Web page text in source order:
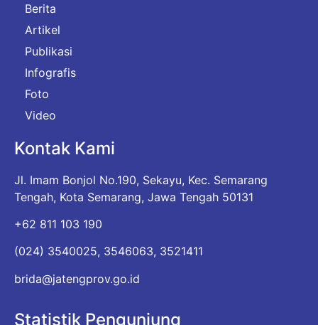
Berita
Artikel
Publikasi
Infografis
Foto
Video
Kontak Kami
Jl. Imam Bonjol No.190, Sekayu, Kec. Semarang
Tengah, Kota Semarang, Jawa Tengah 50131
+62 811 103 190
(024) 3540025, 3546063, 3521411
brida@jatengprov.go.id
Statistik Pengunjung